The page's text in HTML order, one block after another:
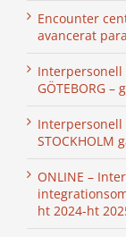
Encounter
avancerat
GÖTEBORG
STOCKHOLM
ONLINE –
ht 2024-ht